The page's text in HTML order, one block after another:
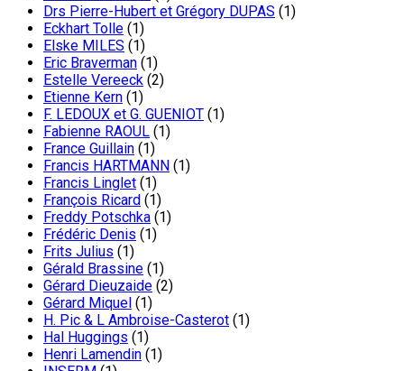
Drs Pierre-Hubert et Grégory DUPAS (1)
Eckhart Tolle (1)
Elske MILES (1)
Eric Braverman (1)
Estelle Vereeck (2)
Etienne Kern (1)
F. LEDOUX et G. GUENIOT (1)
Fabienne RAOUL (1)
France Guillain (1)
Francis HARTMANN (1)
Francis Linglet (1)
François Ricard (1)
Freddy Potschka (1)
Frédéric Denis (1)
Frits Julius (1)
Gérald Brassine (1)
Gérard Dieuzaide (2)
Gérard Miquel (1)
H. Pic & L Ambroise-Casterot (1)
Hal Huggings (1)
Henri Lamendin (1)